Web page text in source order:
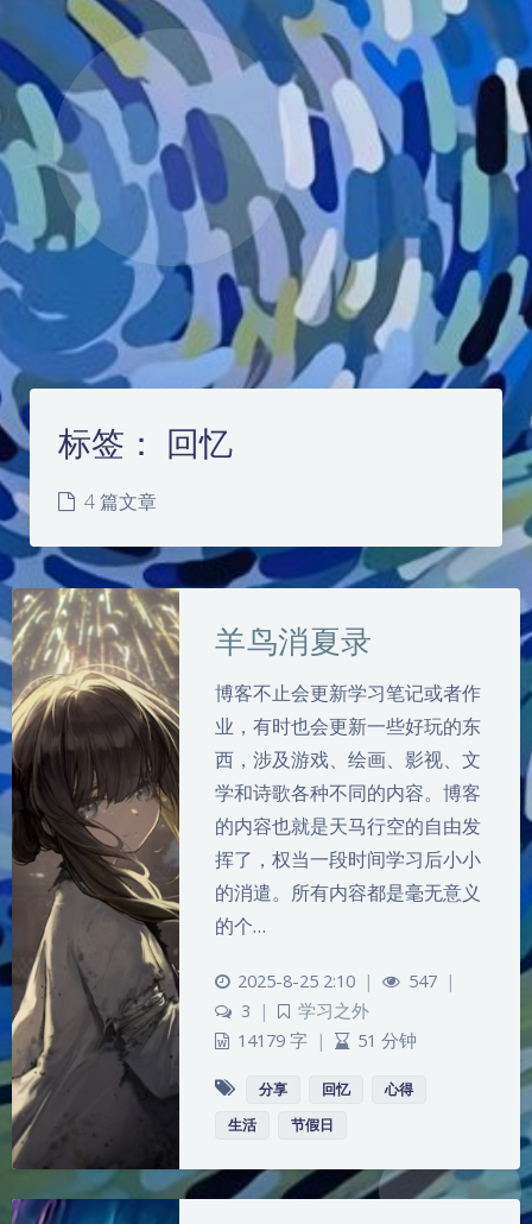
标签： 回忆
4 篇文章
羊鸟消夏录
博客不止会更新学习笔记或者作
业，有时也会更新一些好玩的东
西，涉及游戏、绘画、影视、文
学和诗歌各种不同的内容。博客
的内容也就是天马行空的自由发
挥了，权当一段时间学习后小小
的消遣。所有内容都是毫无意义
的个…
2025-8-25 2:10 | 547 |
3
|
学习之外
14179 字 | 51 分钟
分享 回忆
心得
生活
节假日